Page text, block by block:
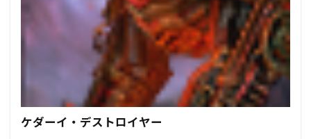
ケダーイ・デストロイヤー